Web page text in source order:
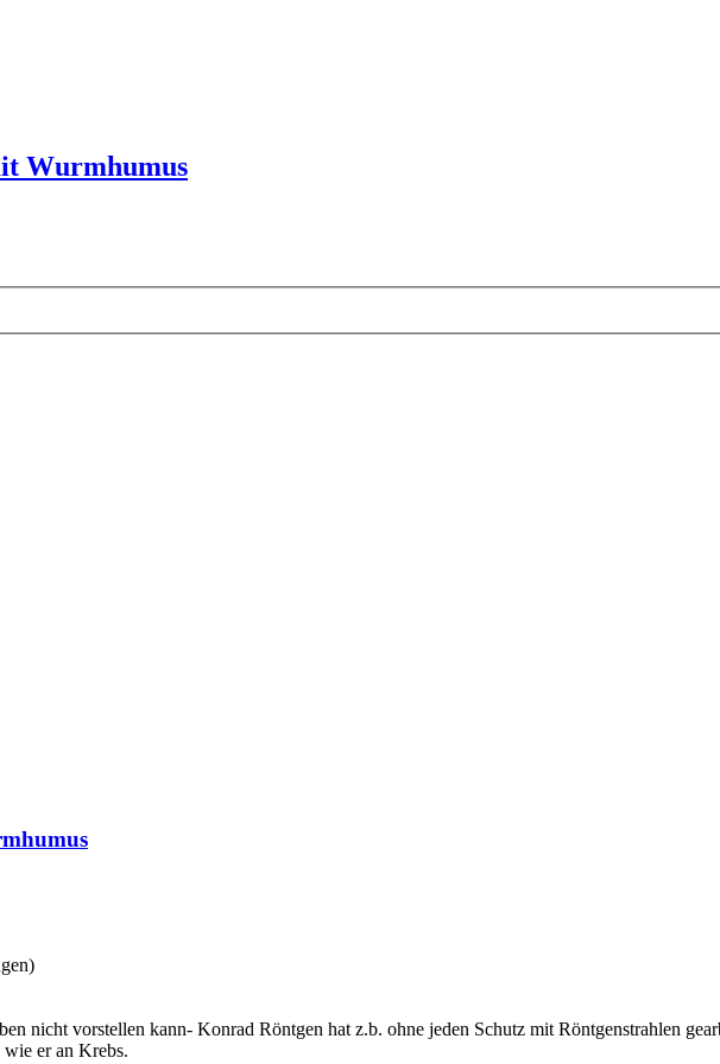
Wurmhumus
nicht vorstellen kann- Konrad Röntgen hat z.b. ohne jeden Schutz mit Röntgenstrahlen
er an Krebs.